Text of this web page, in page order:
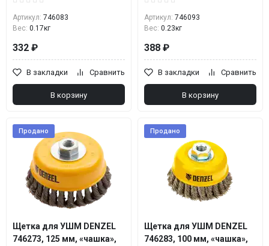
Артикул: 746083
Вес: 0.17кг
332 ₽
В закладки Сравнить
В корзину
Артикул: 746093
Вес: 0.23кг
388 ₽
В закладки Сравнить
В корзину
Продано
Щетка для УШМ DENZEL
746273, 125 мм, «чашка»,
Продано
Щетка для УШМ DENZEL
746283, 100 мм, «чашка»,